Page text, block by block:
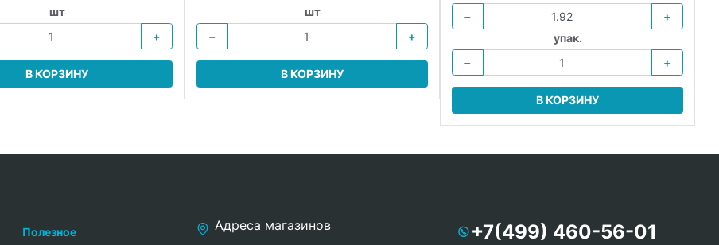
шт
+
В КОРЗИНУ
шт
−
+
В КОРЗИНУ
−
+
упак.
−
+
В КОРЗИНУ
Полезное
Адреса магазинов
+7(499) 460-56-01